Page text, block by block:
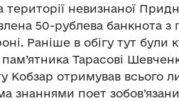
території невизнаної
50-рублева банкнота
Раніше в обігу тут були
Тарасові
Кобзар отримував всього
знаннями поет